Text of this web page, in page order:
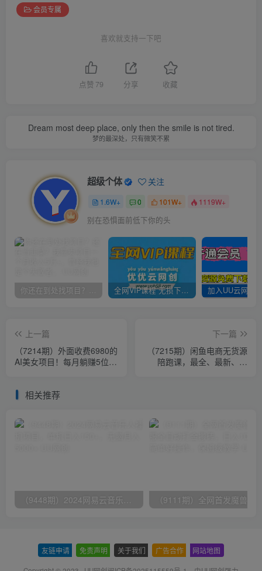
会员专属
喜欢就支持一下吧
点赞 79 分享 收藏
Dream most deep place, only then the smile is not tired.
梦的最深处，只有微笑不累
超级个体 关注
1.6W+ 0 101W+ 1119W+
别在恐惧面前低下你的头
你还在到处找项目？还在当韭菜？我靠卖项目一个月收入5万+，曾经我也是个失败者。 全网VIP课程 无损下载~
上一篇
（7214期）外面收费6980的
AI美女项目！每月躺赚5位数
下一篇
（7215期）闲鱼电商无货源
陪跑课，最全、最新、最
相关推荐
友链申请 免责声明 关于我们 广告合作 网站地图